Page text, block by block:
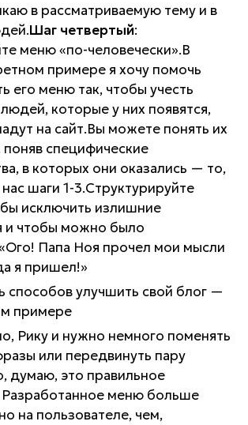
в рассматриваемую тему и в
Шаг четвертый:
меню «по-человечески».В
примере я хочу помочь
его меню так, чтобы учесть
которые у них появятся,
на сайт.Вы можете понять их
специфические
в которых они оказались — то,
шаги 1-3.Структурируйте
исключить излишние
и чтобы можно было
Папа Ноя прочел мои мысли
я пришел!»
Рику и нужно немного поменять
или передвинуть пару
думаю, это правильное
Разработанное меню больше
на пользователе, чем,